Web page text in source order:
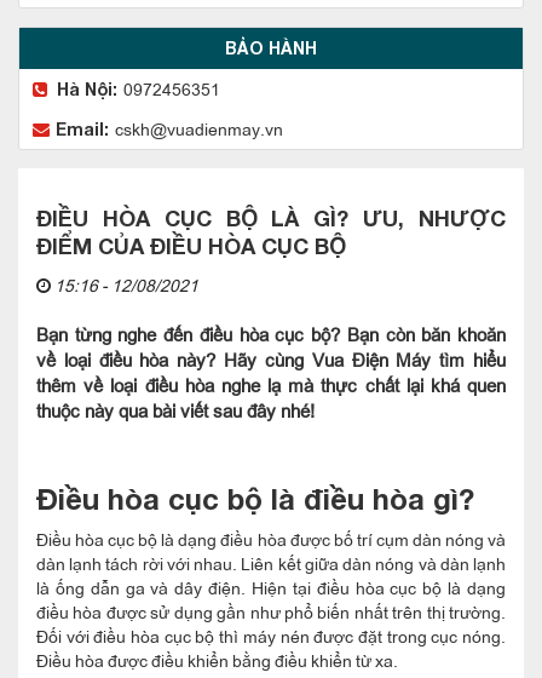
BẢO HÀNH
Hà Nội: 0972456351
Email: cskh@vuadienmay.vn
ĐIỀU HÒA CỤC BỘ LÀ GÌ? ƯU, NHƯỢC
ĐIỂM CỦA ĐIỀU HÒA CỤC BỘ
15:16 - 12/08/2021
Bạn từng nghe đến điều hòa cục bộ? Bạn còn băn khoăn
về loại điều hòa này? Hãy cùng Vua Điện Máy tìm hiểu
thêm về loại điều hòa nghe lạ mà thực chất lại khá quen
thuộc này qua bài viết sau đây nhé!
Điều hòa cục bộ là điều hòa gì?
Điều hòa cục bộ là dạng điều hòa được bố trí cụm dàn nóng và
dàn lạnh tách rời với nhau. Liên kết giữa dàn nóng và dàn lạnh
là ống dẫn ga và dây điện. Hiện tại điều hòa cục bộ là dạng
điều hòa được sử dụng gần như phổ biến nhất trên thị trường.
Đối với điều hòa cục bộ thì máy nén được đặt trong cục nóng.
Điều hòa được điều khiển bằng điều khiển từ xa.